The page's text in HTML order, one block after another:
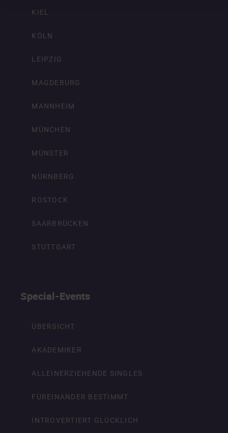
KIEL
KÖLN
LEIPZIG
MAGDEBURG
MANNHEIM
MÜNCHEN
MÜNSTER
NÜRNBERG
ROSTOCK
SAARBRÜCKEN
STUTTGART
Special-Events
ÜBERSICHT
AKADEMIKER
ALLEINERZIEHENDE SINGLES
FÜREINANDER BESTIMMT
INTROVERTIERT GLÜCKLICH